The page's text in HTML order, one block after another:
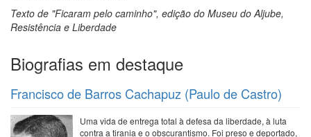
Texto de "Ficaram pelo caminho", edição do Museu do Aljube,
Resistência e Liberdade
Biografias em destaque
Francisco de Barros Cachapuz (Paulo de Castro)
Uma vida de entrega total à defesa da liberdade, à luta
contra a tirania e o obscurantismo. Foi preso e deportado,